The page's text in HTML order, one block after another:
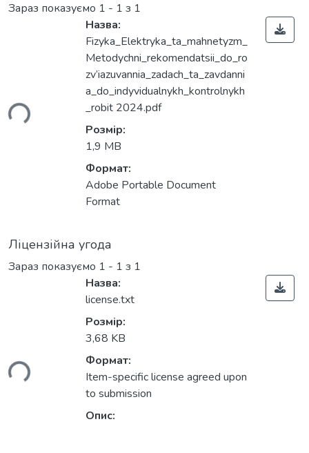
Зараз показуємо 1 - 1 з 1
Назва:
Fizyka_Elektryka_ta_mahnetyzm_
Metodychni_rekomendatsii_do_ro
zv’iazuvannia_zadach_ta_zavdanni
a_do_indyvidualnykh_kontrolnykh
_robit 2024.pdf
Розмір:
1,9 MB
Формат:
Adobe Portable Document
Format
Ліцензійна угода
Зараз показуємо 1 - 1 з 1
Назва:
license.txt
Розмір:
3,68 KB
Формат:
Item-specific license agreed upon
to submission
Опис: